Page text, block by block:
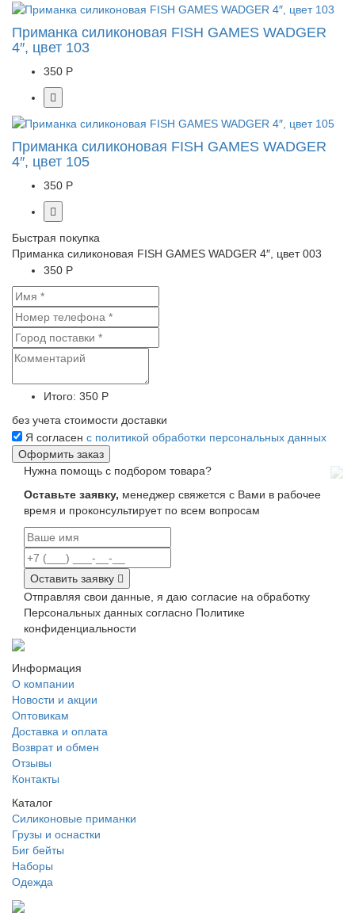
Приманка силиконовая FISH GAMES WADGER
4″, цвет 103
350 Р
Приманка силиконовая FISH GAMES WADGER
4″, цвет 105
350 Р
Быстрая покупка
Приманка силиконовая FISH GAMES WADGER 4″, цвет 003
350 Р
Итого: 350 Р
без учета стоимости доставки
Я согласен с политикой обработки персональных данных
Нужна помощь с подбором товара?
Оставьте заявку, менеджер свяжется с Вами в рабочее
время и проконсультирует по всем вопросам
Оставить заявку
Отправляя свои данные, я даю согласие на обработку
Персональных данных согласно Политике
конфиденциальности
Информация
О компании
Новости и акции
Оптовикам
Доставка и оплата
Возврат и обмен
Отзывы
Контакты
Каталог
Силиконовые приманки
Грузы и оснастки
Биг бейты
Наборы
Одежда